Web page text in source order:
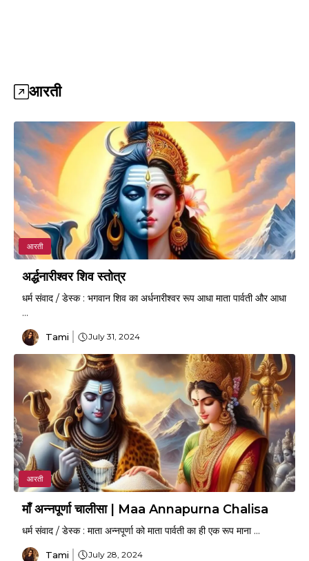
आरती
आरती
अर्द्धनारीश्वर शिव स्तोत्र
धर्म संवाद / डेस्क : भगवान शिव का अर्धनारीश्वर रूप आधा माता पार्वती और आधा
...
Tami July 31, 2024
आरती
माँ अन्नपूर्णा चालीसा | Maa Annapurna Chalisa
धर्म संवाद / डेस्क : माता अन्नपूर्णा को माता पार्वती का ही एक रूप माना ...
Tami July 28, 2024